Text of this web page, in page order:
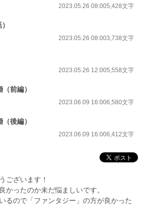
2023.05.26 08:005,428文字
2023.05.26 08:003,738文字
2023.05.26 12:005,558文字
前編）
2023.06.09 16:006,580文字
後編）
2023.06.09 16:006,412文字
ございます！
かったのか未だ悩ましいです。
るので「ファンタジー」の方が良かった